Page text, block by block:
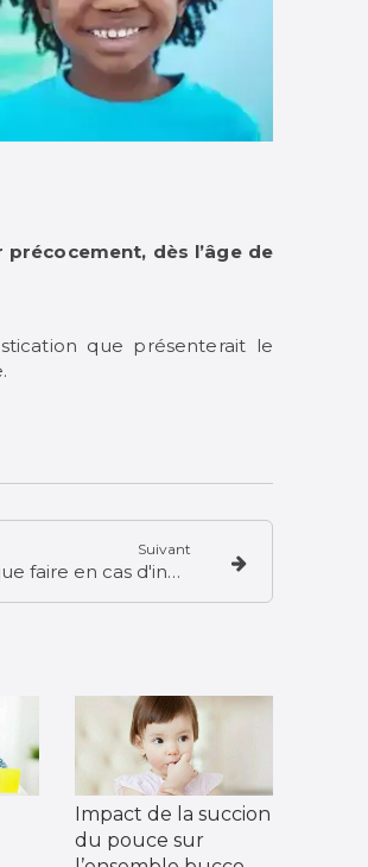
précocement, dès l’âge de
que présenterait le
Suivant
Orthodontie : que faire en cas d'incident ?
Impact de la succion
du pouce sur